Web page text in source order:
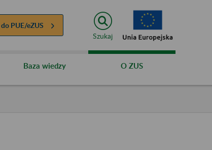
PUE/eZUS
Szukaj
Baza wiedzy O ZUS